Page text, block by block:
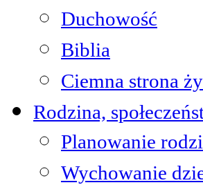
Duchowość
Biblia
Ciemna strona
Rodzina,
Planowanie
Wychowanie